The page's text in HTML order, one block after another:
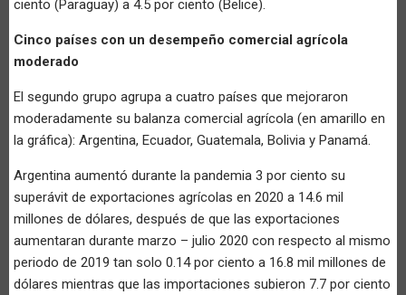
ciento (Paraguay) a 4.5 por ciento (Belice).
Cinco países con un desempeño comercial agrícola
moderado
El segundo grupo agrupa a cuatro países que mejoraron
moderadamente su balanza comercial agrícola (en amarillo en
la gráfica): Argentina, Ecuador, Guatemala, Bolivia y Panamá.
Argentina aumentó durante la pandemia 3 por ciento su
superávit de exportaciones agrícolas en 2020 a 14.6 mil
millones de dólares, después de que las exportaciones
aumentaran durante marzo – julio 2020 con respecto al mismo
periodo de 2019 tan solo 0.14 por ciento a 16.8 mil millones de
dólares mientras que las importaciones subieron 7.7 por ciento